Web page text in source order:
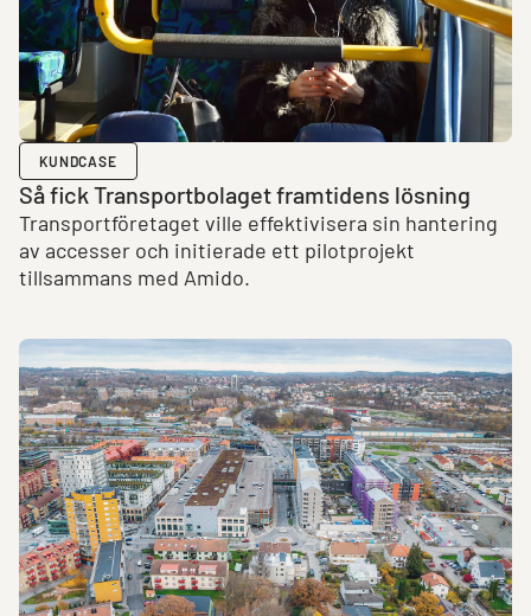
KUNDCASE
Så fick Transport­bolaget framtidens lösning
Transportföretaget ville effektivisera sin hantering
av accesser och initierade ett pilotprojekt
tillsammans med Amido.